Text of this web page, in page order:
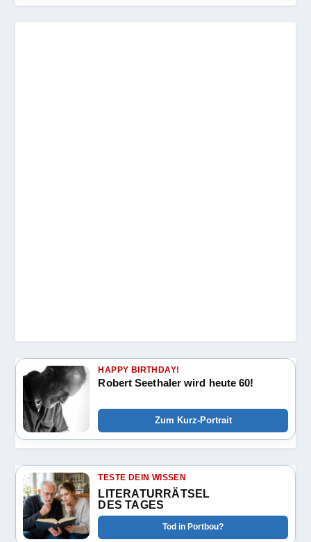
HAPPY BIRTHDAY!
Robert Seethaler wird heute 60!
Zum Kurz-Portrait
TESTE DEIN WISSEN
LITERATURRÄTSEL
DES TAGES
Tod in Portbou?